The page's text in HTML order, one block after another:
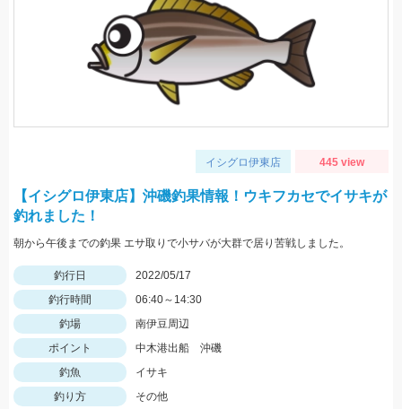
イシグロ伊東店 445 view
【イシグロ伊東店】沖磯釣果情報！ウキフカセでイサキが
釣れました！
朝から午後までの釣果 エサ取りで小サバが大群で居り苦戦しました。
釣行日
2022/05/17
釣行時間
06:40～14:30
釣場
南伊豆周辺
ポイント
中木港出船 沖磯
釣魚
イサキ
釣り方
その他